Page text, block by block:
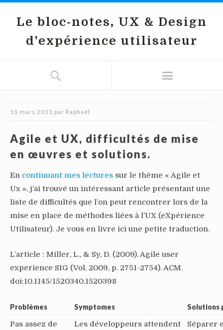
Le bloc-notes, UX & Design
d'expérience utilisateur
11 mars 2011 par Raphaël
Agile et UX, difficultés de mise
en œuvres et solutions.
En continuant mes lectures sur le thème « Agile et
Ux », j’ai trouvé un intéressant article présentant une
liste de difficultés que l’on peut rencontrer lors de la
mise en place de méthodes liées à l’UX (eXpérience
Utilisateur). Je vous en livre ici une petite traduction.
L’article : Miller, L., & Sy, D. (2009). Agile user
experience SIG (Vol. 2009, p. 2751-2754). ACM.
doi:10.1145/1520340.1520398
Problèmes Symptomes Solutions
Pas assez de
Les développeurs attendent
Séparer